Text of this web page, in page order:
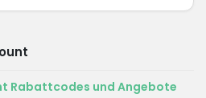
Rabattcodes und Angebote